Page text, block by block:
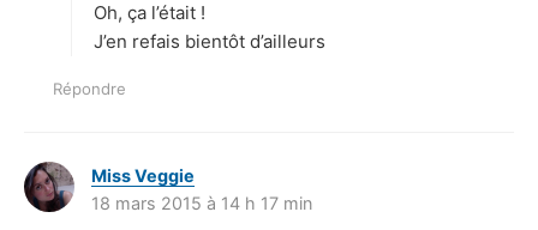
:
Oh, ça l’était !
J’en refais bientôt d’ailleurs
Répondre
Miss Veggie
i
18 mars 2015 à 14 h 17 min